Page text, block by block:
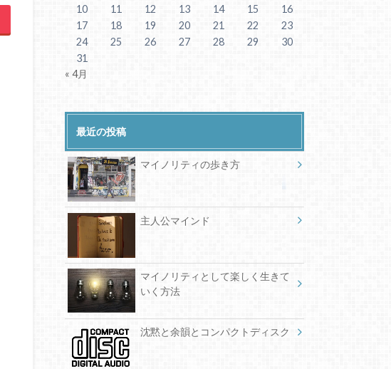
10
11 12 13 14 15
16
17
18 19 20 21 22
23
24
25 26 27 28 29
30
31
« 4月
最近の投稿
マイノリティの歩き方
主人公マインド
マイノリティとして楽しく生きて
いく方法
沈黙と余韻とコンパクトディスク